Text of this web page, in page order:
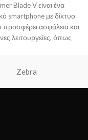
Blade V είναι ένα
smartphone με δίκτυο
προσφέρει ασφάλεια και
λειτουργείες, όπως
eSIM
Zebra